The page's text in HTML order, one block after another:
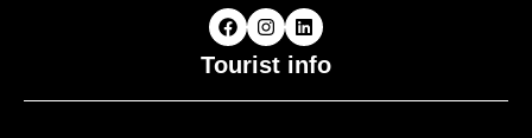
Tourist info